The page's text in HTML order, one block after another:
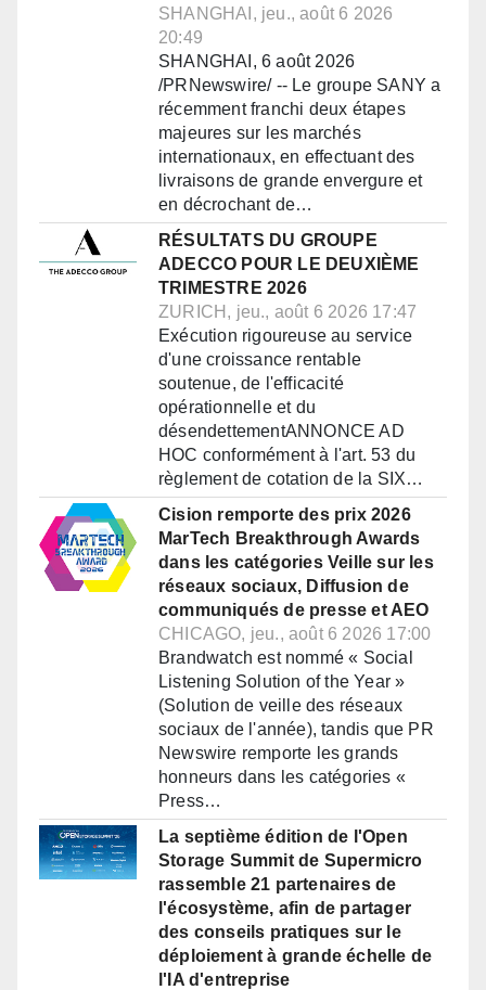
SHANGHAI, jeu., août 6 2026
20:49
SHANGHAI, 6 août 2026
/PRNewswire/ -- Le groupe SANY a
récemment franchi deux étapes
majeures sur les marchés
internationaux, en effectuant des
livraisons de grande envergure et
en décrochant de…
RÉSULTATS DU GROUPE
ADECCO POUR LE DEUXIÈME
TRIMESTRE 2026
ZURICH, jeu., août 6 2026 17:47
Exécution rigoureuse au service
d'une croissance rentable
soutenue, de l'efficacité
opérationnelle et du
désendettementANNONCE AD
HOC conformément à l'art. 53 du
règlement de cotation de la SIX…
Cision remporte des prix 2026
MarTech Breakthrough Awards
dans les catégories Veille sur les
réseaux sociaux, Diffusion de
communiqués de presse et AEO
CHICAGO, jeu., août 6 2026 17:00
Brandwatch est nommé « Social
Listening Solution of the Year »
(Solution de veille des réseaux
sociaux de l'année), tandis que PR
Newswire remporte les grands
honneurs dans les catégories «
Press…
La septième édition de l'Open
Storage Summit de Supermicro
rassemble 21 partenaires de
l'écosystème, afin de partager
des conseils pratiques sur le
déploiement à grande échelle de
l'IA d'entreprise